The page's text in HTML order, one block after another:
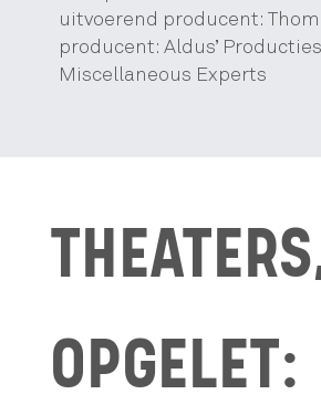
uitvoerend producent:
producent: Aldus’
Miscellaneous Experts
OPGELET: